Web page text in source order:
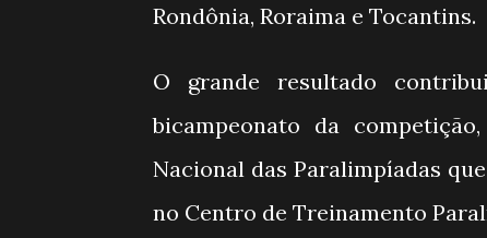
Rondônia, Roraima e Tocantins.
O grande resultado
bicampeonato da
Nacional das Paralimpíadas
no Centro de Treinamento